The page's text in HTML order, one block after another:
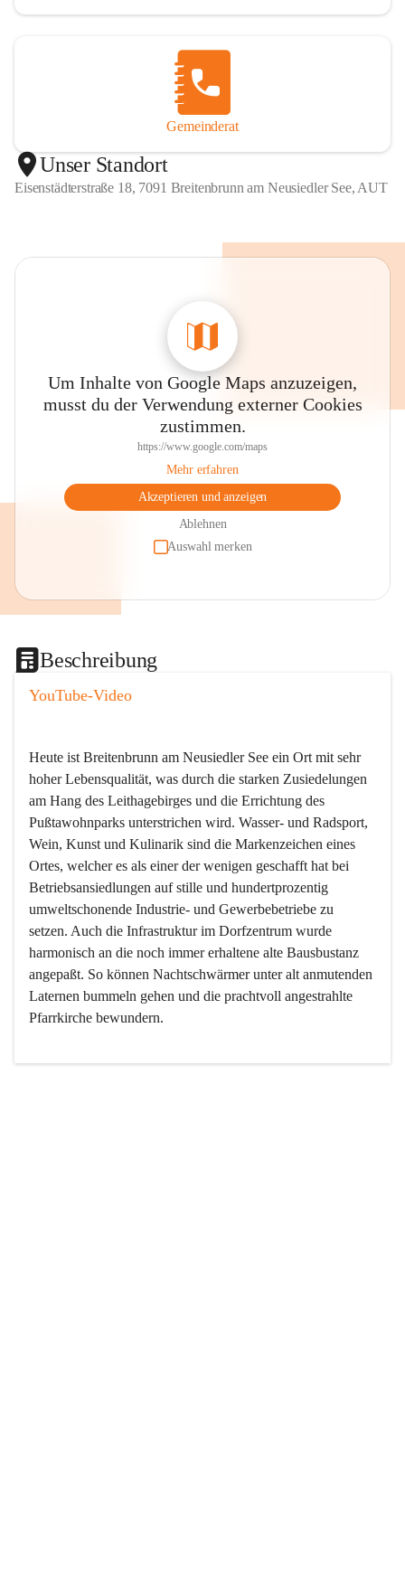
Gemeinderat
Unser Standort
Eisenstädterstraße 18, 7091 Breitenbrunn am Neusiedler See, AUT
Um Inhalte von Google Maps anzuzeigen,
musst du der Verwendung externer Cookies
zustimmen.
https://www.google.com/maps
Mehr erfahren
Akzeptieren und anzeigen
Ablehnen
Auswahl merken
Beschreibung
YouTube-Video
Heute ist Breitenbrunn am Neusiedler See ein Ort mit sehr
hoher Lebensqualität, was durch die starken Zusiedelungen
am Hang des Leithagebirges und die Errichtung des
Pußtawohnparks unterstrichen wird. Wasser- und Radsport,
Wein, Kunst und Kulinarik sind die Markenzeichen eines
Ortes, welcher es als einer der wenigen geschafft hat bei
Betriebsansiedlungen auf stille und hundertprozentig
umweltschonende Industrie- und Gewerbebetriebe zu
setzen. Auch die Infrastruktur im Dorfzentrum wurde
harmonisch an die noch immer erhaltene alte Bausbustanz
angepaßt. So können Nachtschwärmer unter alt anmutenden
Laternen bummeln gehen und die prachtvoll angestrahlte
Pfarrkirche bewundern.
Der Weinbau dominert heute nicht mehr, ist aber integrativer